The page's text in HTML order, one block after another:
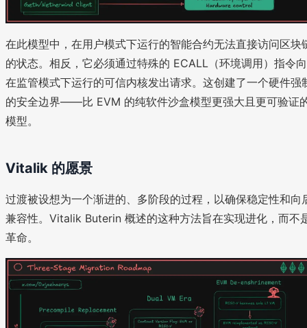
在此模型中，在用户模式下运行的智能合约无法直接访问区块
的状态。相反，它必须通过特殊的 ECALL（环境调用）指令向
在监管模式下运行的可信内核发出请求。这创建了一个硬件强
的安全边界——比 EVM 的纯软件沙盒模型更强大且更可验证
模型。
Vitalik 的愿景
过渡被设想为一个渐进的、多阶段的过程，以确保稳定性和向
兼容性。Vitalik Buterin 概述的这种方法旨在实现进化，而不
革命。